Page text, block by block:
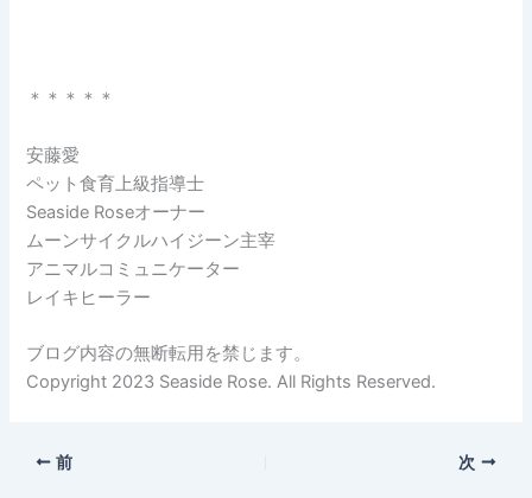
＊＊＊＊＊
安藤愛
ペット食育上級指導士
Seaside Roseオーナー
ムーンサイクルハイジーン主宰
アニマルコミュニケーター
レイキヒーラー
ブログ内容の無断転用を禁じます。
Copyright 2023 Seaside Rose. All Rights Reserved.
前 次